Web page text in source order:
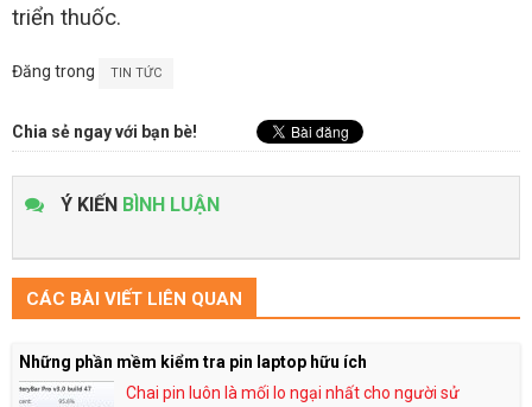
triển thuốc.
Đăng trong TIN TỨC
Chia sẻ ngay với bạn bè!
Ý KIẾN BÌNH LUẬN
CÁC BÀI VIẾT LIÊN QUAN
Những phần mềm kiểm tra pin laptop hữu ích
Chai pin luôn là mối lo ngại nhất cho người sử